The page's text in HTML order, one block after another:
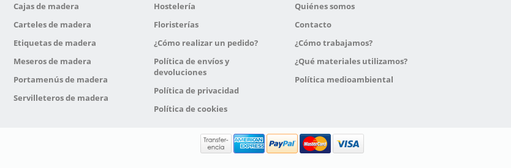
Cajas de madera
Carteles de madera
Etiquetas de madera
Meseros de madera
Portamenús de madera
Servilleteros de madera
Hostelería
Floristerías
¿Cómo realizar un pedido?
Política de envíos y
devoluciones
Política de privacidad
Política de cookies
Quiénes somos
Contacto
¿Cómo trabajamos?
¿Qué materiales utilizamos?
Política medioambiental